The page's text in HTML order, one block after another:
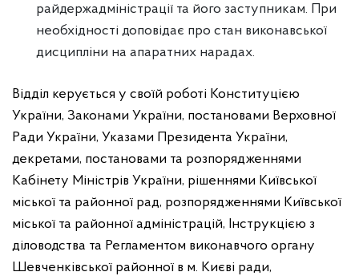
райдержадміністрації та його заступникам. При
необхідності доповідає про стан виконавської
дисципліни на апаратних нарадах.
Відділ керується у своїй роботі Конституцією
України, Законами України, постановами Верховної
Ради України, Указами Президента України,
декретами, постановами та розпорядженнями
Кабінету Міністрів України, рішеннями Київської
міської та районної рад, розпорядженнями Київської
міської та районної адміністрацій, Інструкцією з
діловодства та Регламентом виконавчого органу
Шевченківської районної в м. Києві ради,